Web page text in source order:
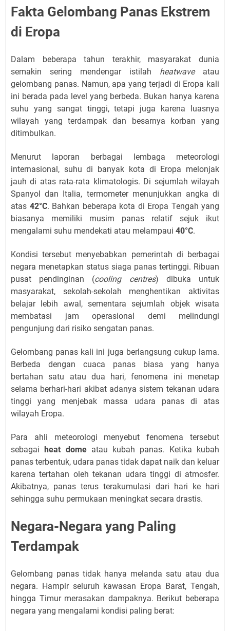
Fakta Gelombang Panas Ekstrem
di Eropa
Dalam beberapa tahun terakhir, masyarakat dunia
semakin sering mendengar istilah heatwaveatau
gelombang panas. Namun, apa yang terjadi di Eropa kali
ini berada pada level yang berbeda. Bukan hanya karena
suhu yang sangat tinggi, tetapi juga karena luasnya
wilayah yang terdampak dan besarnya korban yang
ditimbulkan.
Menurut laporan berbagai lembaga meteorologi
internasional, suhu di banyak kota di Eropa melonjak
jauh di atas rata-rata klimatologis. Di sejumlah wilayah
Spanyol dan Italia, termometer menunjukkan angka di
atas 42°C. Bahkan beberapa kota di Eropa Tengah yang
biasanya memiliki musim panas relatif sejuk ikut
mengalami suhu mendekati atau melampaui 40°C.
Kondisi tersebut menyebabkan pemerintah di berbagai
negara menetapkan status siaga panas tertinggi. Ribuan
pusat pendinginan (cooling centres) dibuka untuk
masyarakat, sekolah-sekolah menghentikan aktivitas
belajar lebih awal, sementara sejumlah objek wisata
membatasi jam operasional demi melindungi
pengunjung dari risiko sengatan panas.
Gelombang panas kali ini juga berlangsung cukup lama.
Berbeda dengan cuaca panas biasa yang hanya
bertahan satu atau dua hari, fenomena ini menetap
selama berhari-hari akibat adanya sistem tekanan udara
tinggi yang menjebak massa udara panas di atas
wilayah Eropa.
Para ahli meteorologi menyebut fenomena tersebut
sebagaiheat domeatau kubah panas. Ketika kubah
panas terbentuk, udara panas tidak dapat naik dan keluar
karena tertahan oleh tekanan udara tinggi di atmosfer.
Akibatnya, panas terus terakumulasi dari hari ke hari
sehingga suhu permukaan meningkat secara drastis.
Negara-Negara yang Paling
Terdampak
Gelombang panas tidak hanya melanda satu atau dua
negara. Hampir seluruh kawasan Eropa Barat, Tengah,
hingga Timur merasakan dampaknya. Berikut beberapa
negara yang mengalami kondisi paling berat: